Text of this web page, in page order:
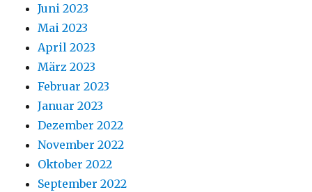
Juni 2023
Mai 2023
April 2023
März 2023
Februar 2023
Januar 2023
Dezember 2022
November 2022
Oktober 2022
September 2022